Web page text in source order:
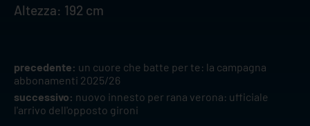
Altezza: 192 cm
precedente: un cuore che batte per te: la campagna
abbonamenti 2025/26
successivo: nuovo innesto per rana verona: ufficiale
l'arrivo dell'opposto gironi